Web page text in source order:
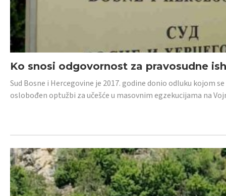
Ko snosi odgovornost za pravosudne
Sud Bosne i Hercegovine je 2017. godine donio odluku kojom
oslobođen optužbi za učešće u masovnim egzekucijama na